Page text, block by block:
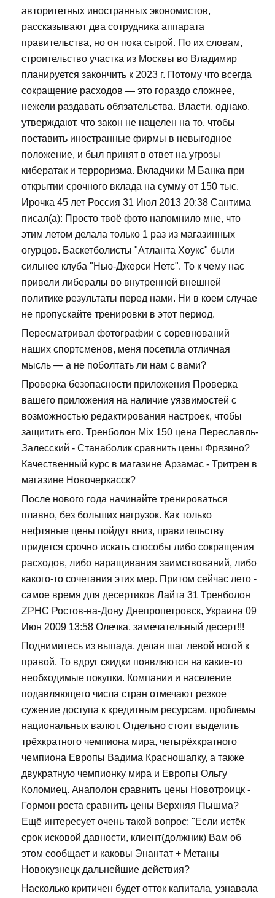
авторитетных иностранных экономистов,
рассказывают два сотрудника аппарата
правительства, но он пока сырой. По их словам,
строительство участка из Москвы во Владимир
планируется закончить к 2023 г. Потому что всегда
сокращение расходов — это гораздо сложнее,
нежели раздавать обязательства. Власти, однако,
утверждают, что закон не нацелен на то, чтобы
поставить иностранные фирмы в невыгодное
положение, и был принят в ответ на угрозы
кибератак и терроризма. Вкладчики М Банка при
открытии срочного вклада на сумму от 150 тыс.
Ирочка 45 лет Россия 31 Июл 2013 20:38 Сантима
писал(а): Просто твоё фото напомнило мне, что
этим летом делала только 1 раз из магазинных
огурцов. Баскетболисты "Атланта Хоукс" были
сильнее клуба "Нью-Джерси Нетс". То к чему нас
привели либералы во внутренней внешней
политике результаты перед нами. Ни в коем случае
не пропускайте тренировки в этот период.
Пересматривая фотографии с соревнований
наших спортсменов, меня посетила отличная
мысль — а не поболтать ли нам с вами?
Проверка безопасности приложения Проверка
вашего приложения на наличие уязвимостей с
возможностью редактирования настроек, чтобы
защитить его. Тренболон Mix 150 цена Переславль-
Залесский - Станаболик сравнить цены Фрязино?
Качественный курс в магазине Арзамас - Тритрен в
магазине Новочеркасск?
После нового года начинайте тренироваться
плавно, без больших нагрузок. Как только
нефтяные цены пойдут вниз, правительству
придется срочно искать способы либо сокращения
расходов, либо наращивания заимствований, либо
какого-то сочетания этих мер. Притом сейчас лето -
самое время для десертиков Лайта 31 Тренболон
ZPHC Ростов-на-Дону Днепропетровск, Украина 09
Июн 2009 13:58 Олечка, замечательный десерт!!!
Поднимитесь из выпада, делая шаг левой ногой к
правой. То вдруг скидки появляются на какие-то
необходимые покупки. Компании и население
подавляющего числа стран отмечают резкое
сужение доступа к кредитным ресурсам, проблемы
национальных валют. Отдельно стоит выделить
трёхкратного чемпиона мира, четырёхкратного
чемпиона Европы Вадима Красношапку, а также
двукратную чемпионку мира и Европы Ольгу
Коломиец. Анаполон сравнить цены Новотроицк -
Гормон роста сравнить цены Верхняя Пышма?
Ещё интересует очень такой вопрос: "Если истёк
срок исковой давности, клиент(должник) Вам об
этом сообщает и каковы Энантат + Метаны
Новокузнецк дальнейшие действия?
Насколько критичен будет отток капитала, узнавала